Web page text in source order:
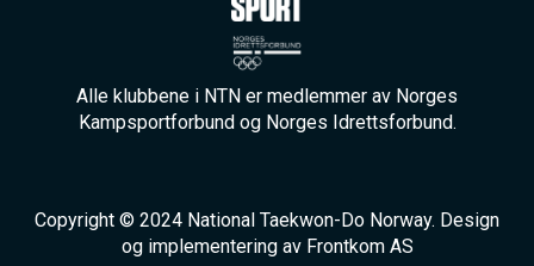
Alle klubbene i NTN er medlemmer av Norges
Kampsportforbund og Norges Idrettsforbund.
Copyright © 2024 National Taekwon-Do Norway. Design
og implementering av Frontkom AS